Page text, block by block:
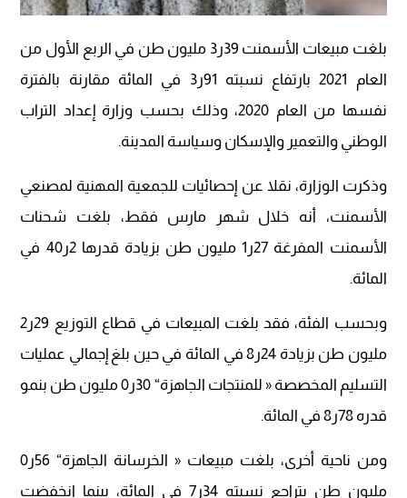
بلغت مبيعات الأسمنت 39ر3 مليون طن في الربع الأول من
العام 2021 بارتفاع نسبته 91ر3 في المائة مقارنة بالفترة
نفسها من العام 2020، وذلك بحسب وزارة إعداد التراب
الوطني والتعمير والإسكان وسياسة المدينة.
وذكرت الوزارة، نقلا عن إحصائيات للجمعية المهنية لمصنعي
الأسمنت، أنه خلال شهر مارس فقط، بلغت شحنات
الأسمنت المفرغة 27ر1 مليون طن بزيادة قدرها 2ر40 في
المائة.
وبحسب الفئة، فقد بلغت المبيعات في قطاع التوزيع 29ر2
مليون طن بزيادة 24ر8 في المائة في حين بلغ إجمالي عمليات
التسليم المخصصة « للمنتجات الجاهزة“ 30ر0 مليون طن بنمو
قدره 78ر8 في المائة.
ومن ناحية أخرى، بلغت مبيعات « الخرسانة الجاهزة“ 56ر0
مليون طن بتراجع نسبته 34ر7 في المائة، بينما انخفضت